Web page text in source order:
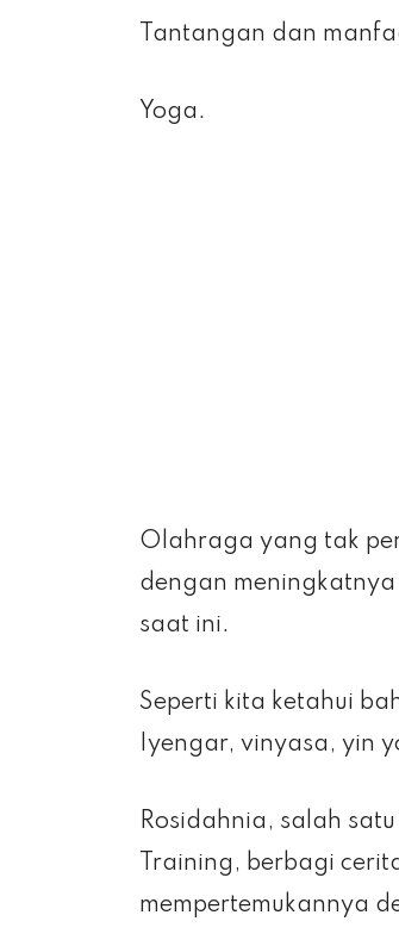
Tantangan dan
Yoga.
Olahraga yang tak
dengan
saat ini.
Seperti kita ketahui
Iyengar, vinyasa, yin
Rosidahnia, salah
Training, berbagi
mempertemukannya